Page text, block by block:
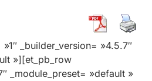
_builder_version= »4.5.7″
»][et_pb_row
_module_preset= »default »